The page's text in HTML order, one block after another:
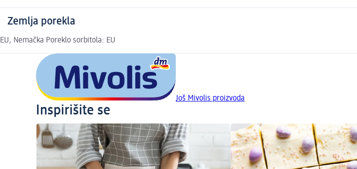
Zemlja porekla
EU, Nemačka Poreklo sorbitola: EU
Još Mivolis proizvoda
Inspirišite se